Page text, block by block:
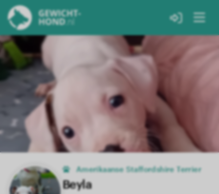
Amerikaanse Staffordshire Terrier
Beyla